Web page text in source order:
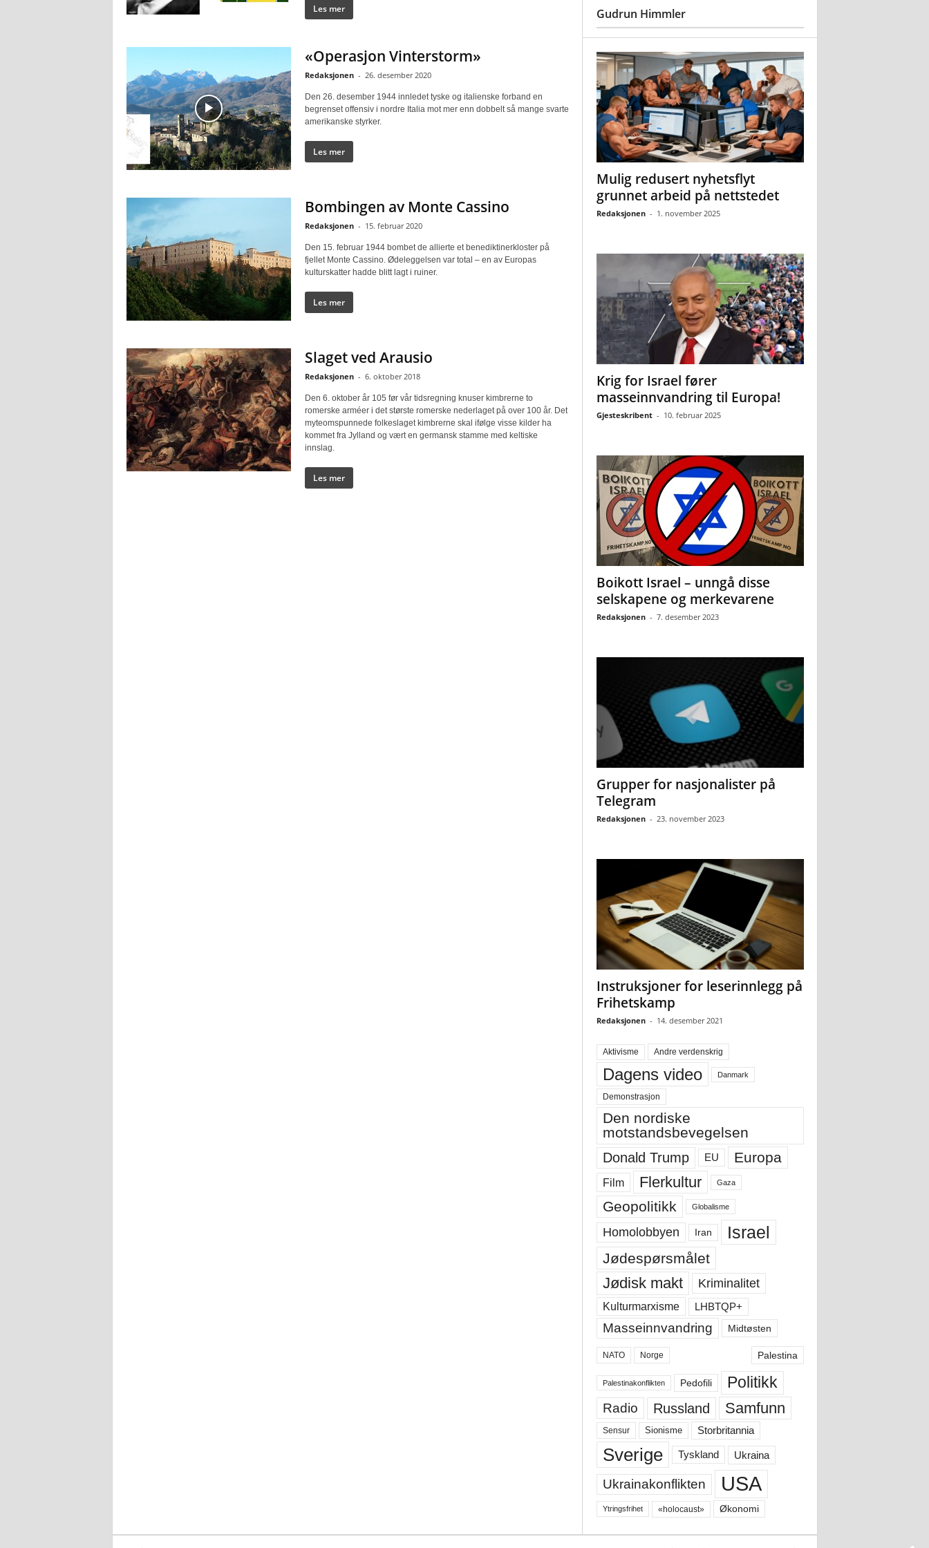
Les mer
«Operasjon Vinterstorm»
Redaksjonen - 26. desember 2020
Den 26. desember 1944 innledet tyske og italienske forband en
begrenset offensiv i nordre Italia mot mer enn dobbelt så mange svarte
amerikanske styrker.
Les mer
Bombingen av Monte Cassino
Redaksjonen - 15. februar 2020
Den 15. februar 1944 bombet de allierte et benediktinerkloster på
fjellet Monte Cassino. Ødeleggelsen var total – en av Europas
kulturskatter hadde blitt lagt i ruiner.
Les mer
Slaget ved Arausio
Redaksjonen - 6. oktober 2018
Den 6. oktober år 105 før vår tidsregning knuser kimbrerne to
romerske arméer i det største romerske nederlaget på over 100 år. Det
myteomspunnede folkeslaget kimbrerne skal ifølge visse kilder ha
kommet fra Jylland og vært en germansk stamme med keltiske
innslag.
Les mer
Gudrun Himmler
Mulig redusert nyhetsflyt
grunnet arbeid på nettstedet
Redaksjonen - 1. november 2025
Krig for Israel fører
masseinnvandring til Europa!
Gjesteskribent - 10. februar 2025
Boikott Israel – unngå disse
selskapene og merkevarene
Redaksjonen - 7. desember 2023
Grupper for nasjonalister på
Telegram
Redaksjonen - 23. november 2023
Instruksjoner for leserinnlegg på
Frihetskamp
Redaksjonen - 14. desember 2021
Aktivisme Andre verdenskrig
Dagens video Danmark
Demonstrasjon
Den nordiske
motstandsbevegelsen
Donald Trump EU Europa
Film Flerkultur Gaza
Geopolitikk Globalisme
Homolobbyen Iran Israel
Jødespørsmålet
Jødisk makt Kriminalitet
Kulturmarxisme LHBTQP+
Masseinnvandring Midtøsten
NATO Norge Palestina
Palestinakonflikten Pedofili Politikk
Radio Russland Samfunn
Sensur Sionisme Storbritannia
Sverige Tyskland Ukraina
Ukrainakonflikten USA
Ytringsfrihet «holocaust» Økonomi